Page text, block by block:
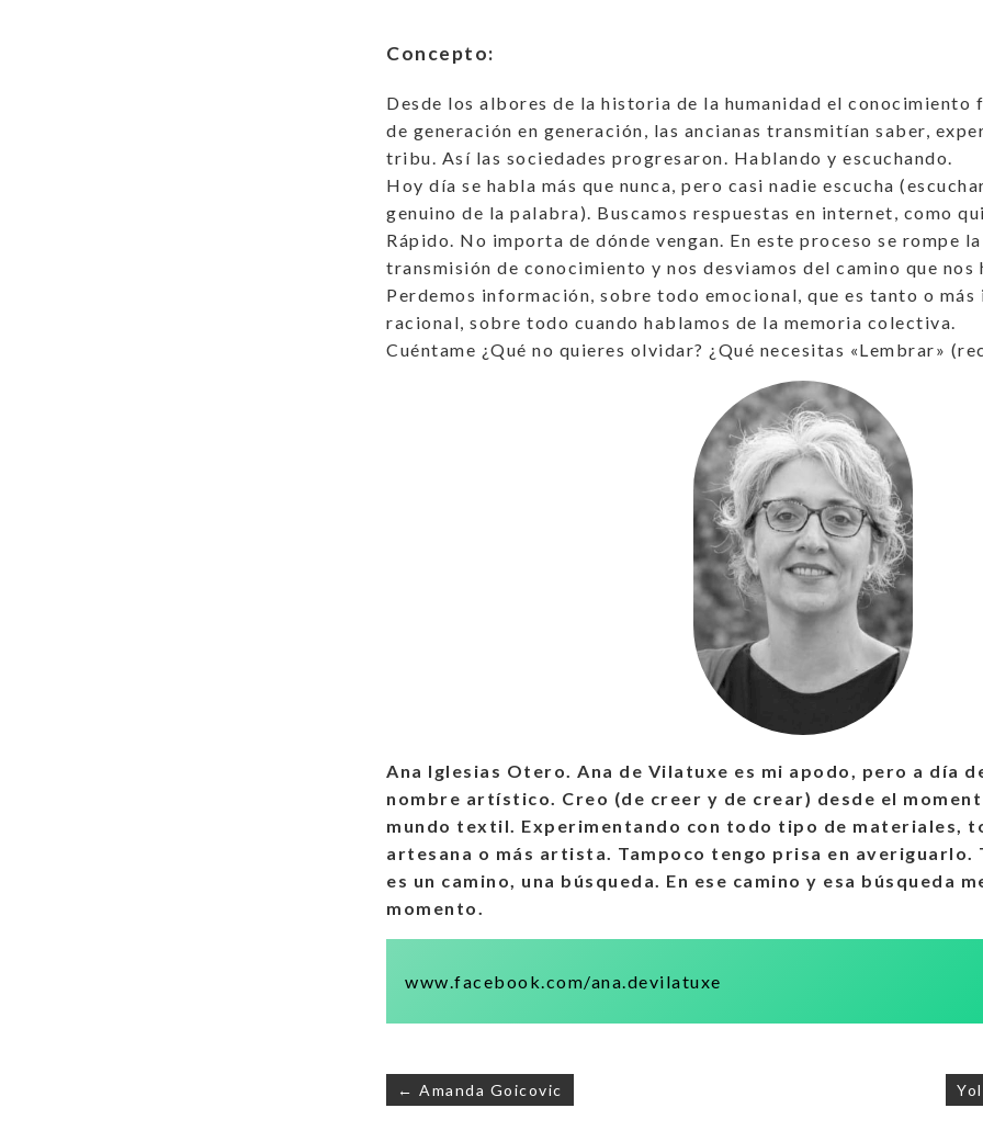
Concepto:
Desde los albores de la historia de la humanidad el conocimiento
de generación en generación, las ancianas transmitían saber,
tribu. Así las sociedades progresaron. Hablando y escuchando.
Hoy día se habla más que nunca, pero casi nadie escucha
genuino de la palabra). Buscamos respuestas en internet, como
Rápido. No importa de dónde vengan. En este proceso se rompe
transmisión de conocimiento y nos desviamos del camino que
Perdemos información, sobre todo emocional, que es tanto o
racional, sobre todo cuando hablamos de la memoria colectiva.
Cuéntame ¿Qué no quieres olvidar? ¿Qué necesitas «Lembrar»
Ana Iglesias Otero. Ana de Vilatuxe es mi apodo, pero a día
nombre artístico. Creo (de creer y de crear) desde el
mundo textil. Experimentando con todo tipo de materiales,
artesana o más artista. Tampoco tengo prisa en
es un camino, una búsqueda. En ese camino y esa búsqueda
momento.
www.facebook.com/ana.devilatuxe
← Amanda Goicovic